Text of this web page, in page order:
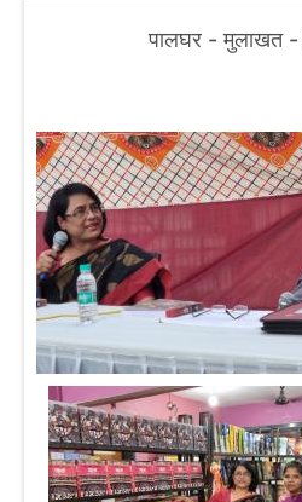
पालघर - मुलाखत